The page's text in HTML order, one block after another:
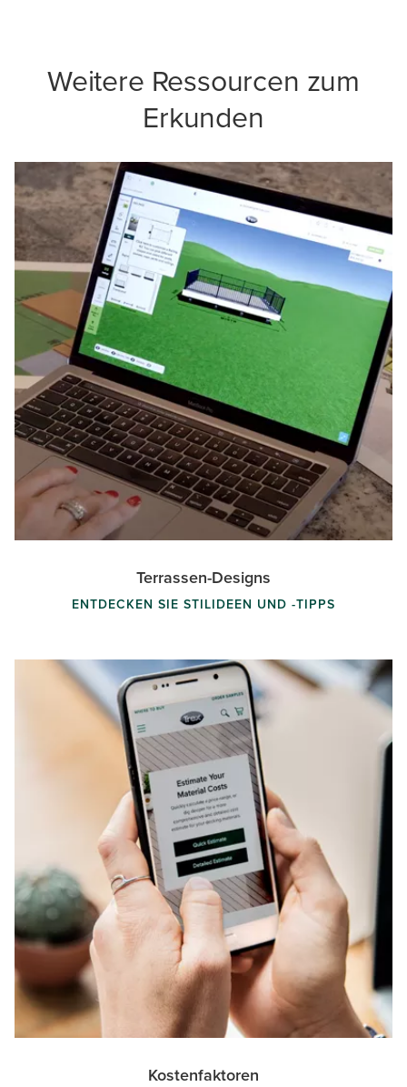
Weitere Ressourcen zum
Erkunden
Terrassen-Designs
ENTDECKEN SIE STILIDEEN UND -TIPPS
Kostenfaktoren